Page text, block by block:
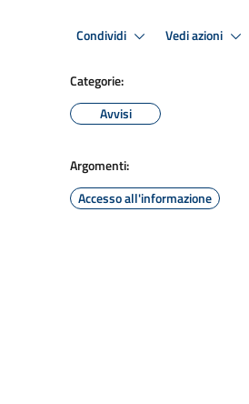
Condividi Vedi azioni
Categorie:
Avvisi
Argomenti:
Accesso all'informazione